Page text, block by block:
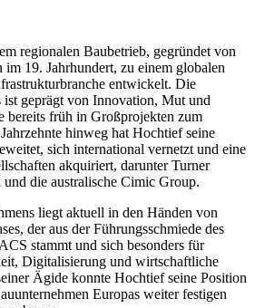
regionalen Baubetrieb, gegründet von
19. Jahrhundert, zu einem globalen
entwickelt. Die
ist geprägt von Innovation, Mut und
bereits früh in Großprojekten zum
hinweg hat Hochtief seine
sich international vernetzt und eine
akquiriert, darunter Turner
die australische Cimic Group.
liegt aktuell in den Händen von
der aus der Führungsschmiede des
stammt und sich besonders für
Digitalisierung und wirtschaftliche
Ägide konnte Hochtief seine Position
Europas weiter festigen